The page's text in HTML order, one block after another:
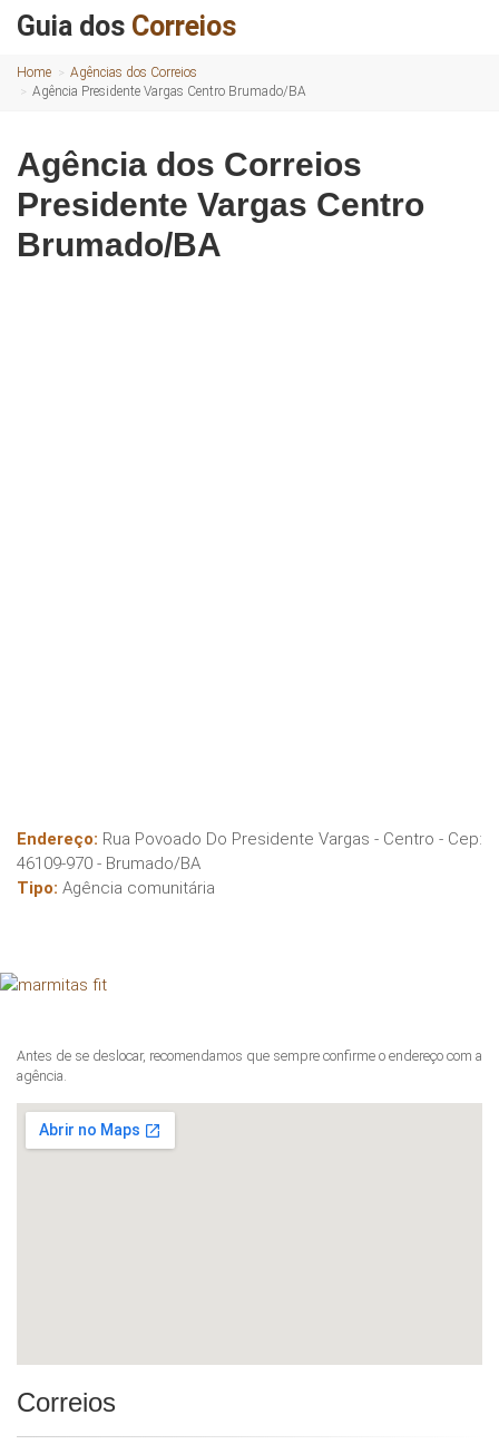
Guia dos Correios
Home
Agências dos Correios
Agência Presidente Vargas Centro Brumado/BA
Agência dos Correios
Presidente Vargas Centro
Brumado/BA
Endereço: Rua Povoado Do Presidente Vargas - Centro - Cep:
46109-970 - Brumado/BA
Tipo: Agência comunitária
Antes de se deslocar, recomendamos que sempre confirme o endereço com a
agência.
Correios